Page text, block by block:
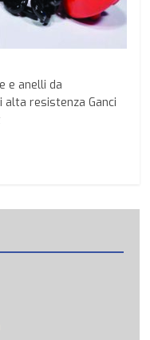
e anelli da
resistenza Ganci